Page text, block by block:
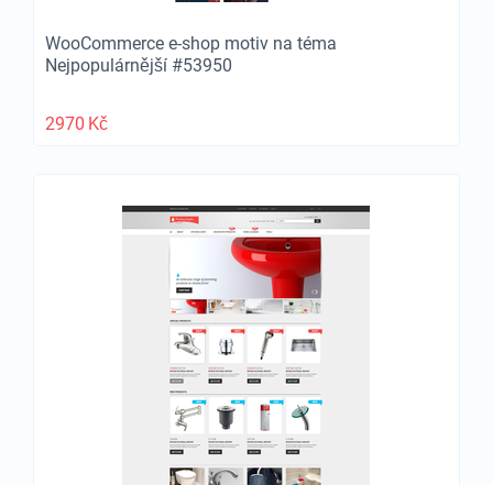
WooCommerce e-shop motiv na téma
Nejpopulárnější #53950
2970 Kč